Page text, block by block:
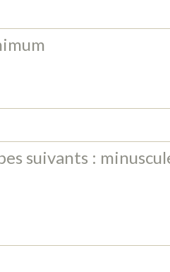
suivants :